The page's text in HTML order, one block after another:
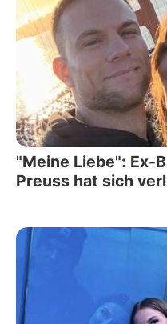
"Meine Liebe": Ex-
Preuss hat sich